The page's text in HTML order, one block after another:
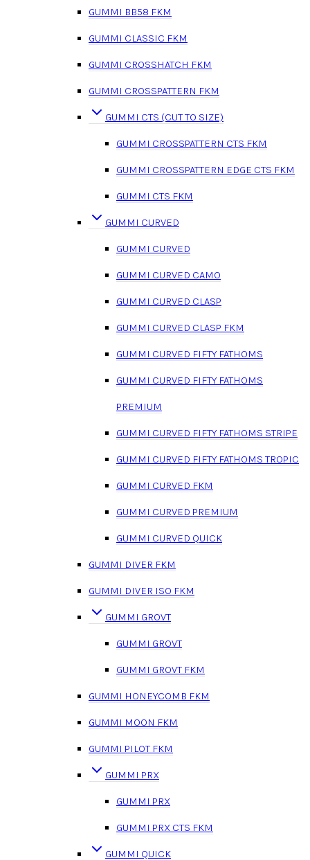
GUMMI BB58 FKM
GUMMI CLASSIC FKM
GUMMI CROSSHATCH FKM
GUMMI CROSSPATTERN FKM
GUMMI CTS (CUT TO SIZE)
GUMMI CROSSPATTERN CTS FKM
GUMMI CROSSPATTERN EDGE CTS FKM
GUMMI CTS FKM
GUMMI CURVED
GUMMI CURVED
GUMMI CURVED CAMO
GUMMI CURVED CLASP
GUMMI CURVED CLASP FKM
GUMMI CURVED FIFTY FATHOMS
GUMMI CURVED FIFTY FATHOMS
PREMIUM
GUMMI CURVED FIFTY FATHOMS STRIPE
GUMMI CURVED FIFTY FATHOMS TROPIC
GUMMI CURVED FKM
GUMMI CURVED PREMIUM
GUMMI CURVED QUICK
GUMMI DIVER FKM
GUMMI DIVER ISO FKM
GUMMI GROVT
GUMMI GROVT
GUMMI GROVT FKM
GUMMI HONEYCOMB FKM
GUMMI MOON FKM
GUMMI PILOT FKM
GUMMI PRX
GUMMI PRX
GUMMI PRX CTS FKM
GUMMI QUICK